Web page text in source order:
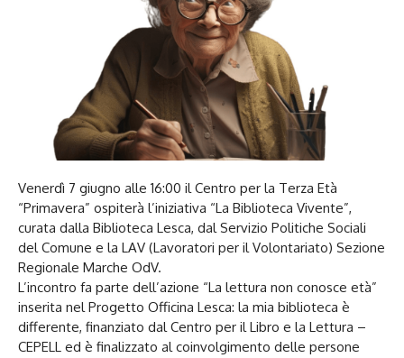
Venerdì 7 giugno alle 16:00 il Centro per la Terza Età
“Primavera” ospiterà l’iniziativa “La Biblioteca Vivente”,
curata dalla Biblioteca Lesca, dal Servizio Politiche Sociali
del Comune e la LAV (Lavoratori per il Volontariato) Sezione
Regionale Marche OdV.
L’incontro fa parte dell’azione “La lettura non conosce età”
inserita nel Progetto Officina Lesca: la mia biblioteca è
differente, finanziato dal Centro per il Libro e la Lettura –
CEPELL ed è finalizzato al coinvolgimento delle persone